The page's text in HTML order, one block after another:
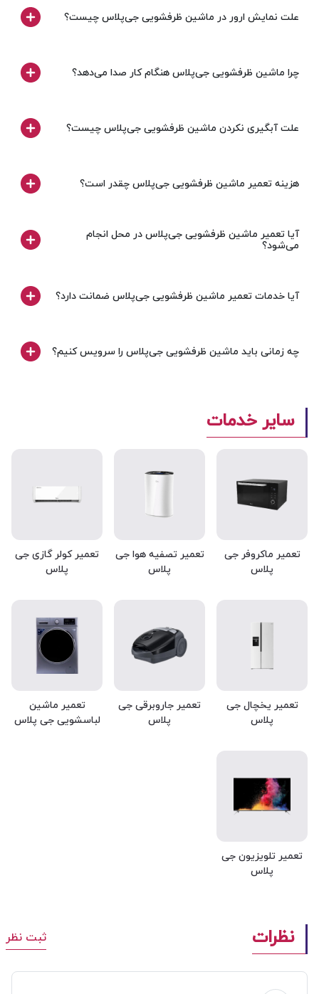
علت نمایش ارور در ماشین ظرفشویی جی‌پلاس چیست؟
چرا ماشین ظرفشویی جی‌پلاس هنگام کار صدا می‌دهد؟
علت آبگیری نکردن ماشین ظرفشویی جی‌پلاس چیست؟
هزینه تعمیر ماشین ظرفشویی جی‌پلاس چقدر است؟
آیا تعمیر ماشین ظرفشویی جی‌پلاس در محل انجام
می‌شود؟
آیا خدمات تعمیر ماشین ظرفشویی جی‌پلاس ضمانت دارد؟
چه زمانی باید ماشین ظرفشویی جی‌پلاس را سرویس کنیم؟
سایر خدمات
تعمیر ماکروفر جی
پلاس
تعمیر تصفیه هوا جی
پلاس
تعمیر کولر گازی جی
پلاس
تعمیر یخچال جی
پلاس
تعمیر جاروبرقی جی
پلاس
تعمیر ماشین
لباسشویی جی پلاس
تعمیر تلویزیون جی
پلاس
نظرات ثبت نظر